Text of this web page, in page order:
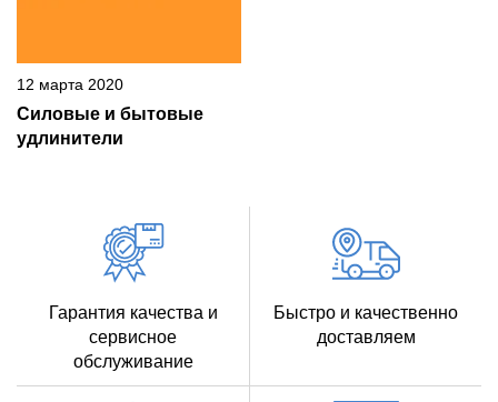
12 марта 2020
Силовые и бытовые
удлинители
Гарантия качества и
сервисное
обслуживание
Быстро и качественно
доставляем